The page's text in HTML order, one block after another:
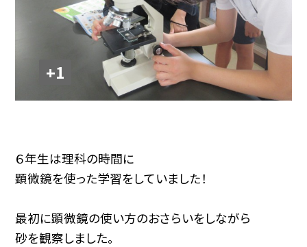
+1
６年生は理科の時間に
顕微鏡を使った学習をしていました！
最初に顕微鏡の使い方のおさらいをしながら
砂を観察しました。